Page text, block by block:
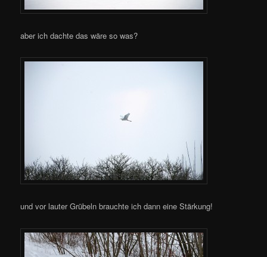
aber ich dachte das wäre so was?
und vor lauter Grübeln brauchte ich dann eine Stärkung!